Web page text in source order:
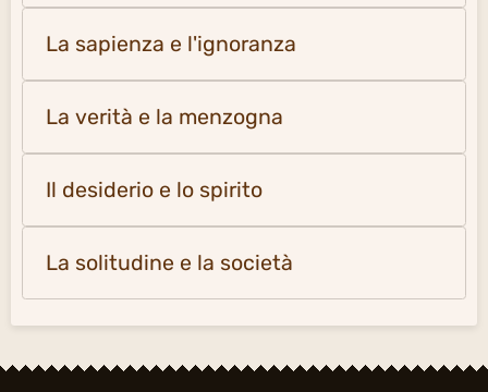
La sapienza e l'ignoranza
La verità e la menzogna
Il desiderio e lo spirito
La solitudine e la società